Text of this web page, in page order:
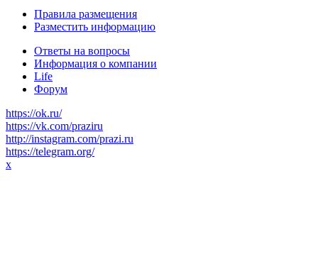
Правила размещения
Разместить информацию
Ответы на вопросы
Информация о компании
Life
Форум
https://ok.ru/
https://vk.com/praziru
http://instagram.com/prazi.ru
https://telegram.org/
x